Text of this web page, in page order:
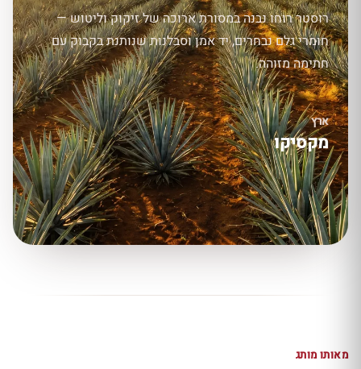
רוסטר רוחו נבנה במסורת ארוכה של זיקוק וליטוש —
חומרי גלם נבחרים, יד אמן וסבלנות שנותנת בקבוק עם
חתימה מזוהה.
ארץ
מקסיקו
מאותו מותג